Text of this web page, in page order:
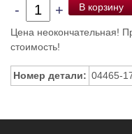
- + В корзину
Цена неокончательная!
стоимость!
Номер детали: 04465-